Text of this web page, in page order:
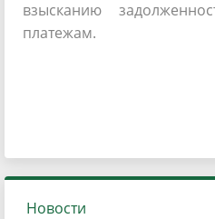
взысканию
платежам.
Новости